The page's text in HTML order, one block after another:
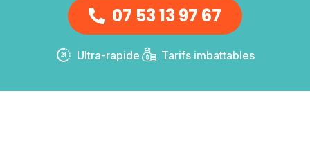
07 53 13 97 67
Ultra-rapide Tarifs imbattables